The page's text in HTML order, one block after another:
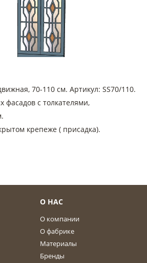
70-110 см. Артикул: SS70/110.
фасадов с толкателями,
крепеже ( присадка).
О НАС
О компании
О фабрике
Материалы
Бренды